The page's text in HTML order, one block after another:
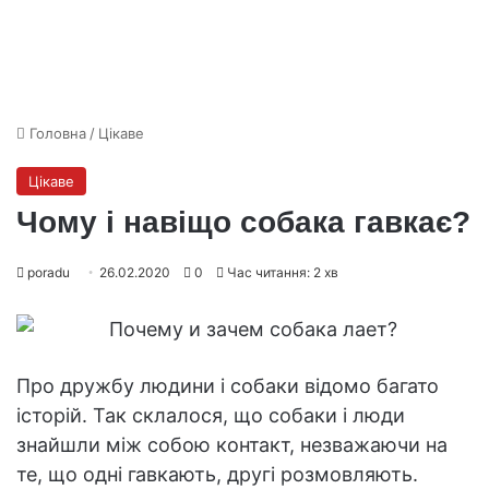
Головна / Цікаве
Цікаве
Чому і навіщо собака гавкає?
poradu 26.02.2020 0 Час читання: 2 хв
Про дружбу людини і собаки відомо багато
історій. Так склалося, що собаки і люди
знайшли між собою контакт, незважаючи на
те, що одні гавкають, другі розмовляють.